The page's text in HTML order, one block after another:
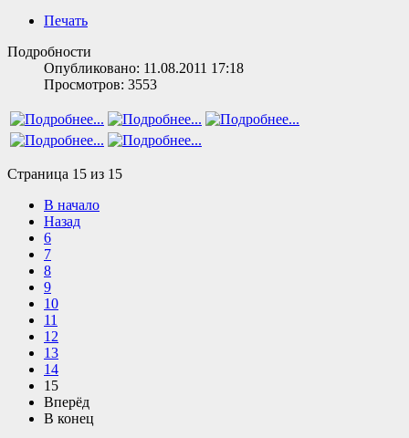
Печать
Подробности
Опубликовано: 11.08.2011 17:18
Просмотров: 3553
Страница 15 из 15
В начало
Назад
6
7
8
9
10
11
12
13
14
15
Вперёд
В конец